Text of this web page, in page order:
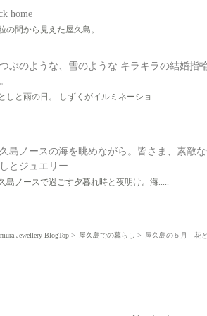
home
の間から見えた屋久島。 .....
ぶのような、雪のような キラキラの結婚指
しと雨の日。 しずくがイルミネーショ.....
島ノースの海を眺めながら。皆さま、素敵
とジュエリー
島ノースで過ごす夕暮れ時と夜明け。海.....
Jewellery BlogTop 屋久島での暮らし 屋久島の５月 花